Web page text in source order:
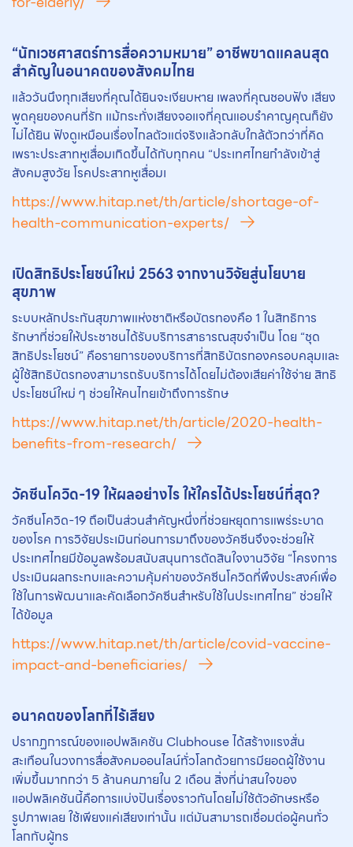
“นักเวชศาสตร์การสื่อความหมาย” อาชีพขาดแคลนสุด
สำคัญในอนาคตของสังคมไทย
แล้ววันนึงทุกเสียงที่คุณได้ยินจะเงียบหาย เพลงที่คุณชอบฟัง เสียง
พูดคุยของคนที่รัก แม้กระทั่งเสียงจอแจที่คุณแอบรำคาญคุณก็ยัง
ไม่ได้ยิน ฟังดูเหมือนเรื่องไกลตัวแต่จริงแล้วกลับใกล้ตัวกว่าที่คิด
เพราะประสาทหูเสื่อมเกิดขึ้นได้กับทุกคน “ประเทศไทยกำลังเข้าสู่
สังคมสูงวัย โรคประสาทหูเสื่อมเ
https://www.hitap.net/th/article/shortage-of-
health-communication-experts/
เปิดสิทธิประโยชน์ใหม่ 2563 จากงานวิจัยสู่นโยบาย
สุขภาพ
ระบบหลักประกันสุขภาพแห่งชาติหรือบัตรทองคือ 1 ในสิทธิการ
รักษาที่ช่วยให้ประชาชนได้รับบริการสาธารณสุขจำเป็น โดย “ชุด
สิทธิประโยชน์” คือรายการของบริการที่สิทธิบัตรทองครอบคลุมและ
ผู้ใช้สิทธิบัตรทองสามารถรับบริการได้โดยไม่ต้องเสียค่าใช้จ่าย สิทธิ
ประโยชน์ใหม่ ๆ ช่วยให้คนไทยเข้าถึงการรักษ
https://www.hitap.net/th/article/2020-health-
benefits-from-research/
วัคซีนโควิด-19 ให้ผลอย่างไร ให้ใครได้ประโยชน์ที่สุด?
วัคซีนโควิด-19 ถือเป็นส่วนสำคัญหนึ่งที่ช่วยหยุดการแพร่ระบาด
ของโรค การวิจัยประเมินก่อนการมาถึงของวัคซีนจึงจะช่วยให้
ประเทศไทยมีข้อมูลพร้อมสนับสนุนการตัดสินใจงานวิจัย “โครงการ
ประเมินผลกระทบและความคุ้มค่าของวัคซีนโควิดที่พึงประสงค์เพื่อ
ใช้ในการพัฒนาและคัดเลือกวัคซีนสำหรับใช้ในประเทศไทย” ช่วยให้
ได้ข้อมูล
https://www.hitap.net/th/article/covid-vaccine-
impact-and-beneficiaries/
อนาคตของโลกที่ไร้เสียง
ปรากฏการณ์ของแอปพลิเคชัน Clubhouse ได้สร้างแรงสั่น
สะเทือนในวงการสื่อสังคมออนไลน์ทั่วโลกด้วยการมียอดผู้ใช้งาน
เพิ่มขึ้นมากกว่า 5 ล้านคนภายใน 2 เดือน สิ่งที่น่าสนใจของ
แอปพลิเคชันนี้คือการแบ่งปันเรื่องราวกันโดยไม่ใช้ตัวอักษรหรือ
รูปภาพเลย ใช้เพียงแค่เสียงเท่านั้น แต่มันสามารถเชื่อมต่อผู้คนทั่ว
โลกกับผู้ทร